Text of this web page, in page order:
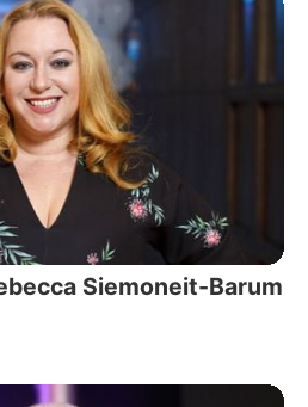
Siemoneit-Barum